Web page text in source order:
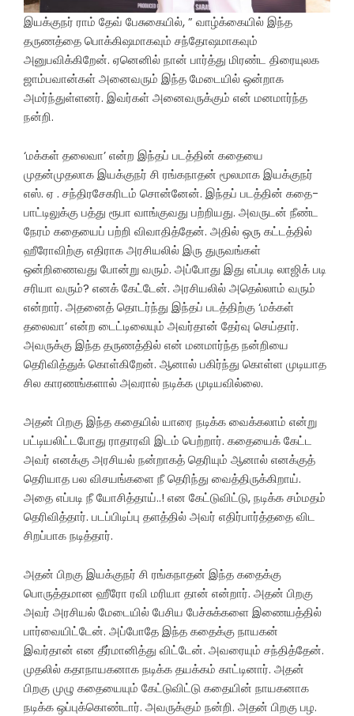
இயக்குநர் ராம் தேவ் பேசுகையில், ” வாழ்க்கையில் இந்த
தருணத்தை பொக்கிஷமாகவும் சந்தோஷமாகவும்
அனுபவிக்கிறேன். ஏனெனில் நான் பார்த்து மிரண்ட திரையுலக
ஜாம்பவான்கள் அனைவரும் இந்த மேடையில் ஒன்றாக
அமர்ந்துள்ளனர். இவர்கள் அனைவருக்கும் என் மனமார்ந்த
நன்றி.
‘மக்கள் தலைவா’ என்ற இந்தப் படத்தின் கதையை
முதன்முதலாக இயக்குநர் சி ரங்கநாதன் மூலமாக இயக்குநர்
எஸ். ஏ . சந்திரசேகரிடம் சொன்னேன். இந்தப் படத்தின் கதை-
பாட்டிலுக்கு பத்து ரூபா வாங்குவது பற்றியது. அவருடன் நீண்ட
நேரம் கதையைப் பற்றி விவாதித்தேன். அதில் ஒரு கட்டத்தில்
ஹீரோவிற்கு எதிராக அரசியலில் இரு துருவங்கள்
ஒன்றிணைவது போன்று வரும். அப்போது இது எப்படி லாஜிக் படி
சரியா வரும்? எனக் கேட்டேன். அரசியலில் அதெல்லாம் வரும்
என்றார். அதனைத் தொடர்ந்து இந்தப் படத்திற்கு ‘மக்கள்
தலைவா’ என்ற டைட்டிலையும் அவர்தான் தேர்வு செய்தார்.
அவருக்கு இந்த தருணத்தில் என் மனமார்ந்த நன்றியை
தெரிவித்துக் கொள்கிறேன். ஆனால் பகிர்ந்து கொள்ள முடியாத
சில காரணங்களால் அவரால் நடிக்க முடியவில்லை.
அதன் பிறகு இந்த கதையில் யாரை நடிக்க வைக்கலாம் என்று
பட்டியலிட்டபோது ராதாரவி இடம் பெற்றார். கதையைக் கேட்ட
அவர் எனக்கு அரசியல் நன்றாகத் தெரியும் ஆனால் எனக்குத்
தெரியாத பல விசயங்களை நீ தெரிந்து வைத்திருக்கிறாய்.
அதை எப்படி நீ யோசித்தாய்..! என கேட்டுவிட்டு, நடிக்க சம்மதம்
தெரிவித்தார். படப்பிடிப்பு தளத்தில் அவர் எதிர்பார்த்ததை விட
சிறப்பாக நடித்தார்.‌
அதன் பிறகு இயக்குநர் சி ரங்கநாதன் இந்த கதைக்கு
பொருத்தமான ஹீரோ ரவி மரியா தான் என்றார். அதன் பிறகு
அவர் அரசியல் மேடையில் பேசிய பேச்சுக்களை இணையத்தில்
பார்வையிட்டேன். அப்போதே இந்த கதைக்கு நாயகன்
இவர்தான் என தீர்மானித்து விட்டேன். அவரையும் சந்தித்தேன்.
முதலில் கதாநாயகனாக நடிக்க தயக்கம் காட்டினார். அதன்
பிறகு முழு கதையையும் கேட்டுவிட்டு கதையின் நாயகனாக
நடிக்க ஒப்புக்கொண்டார். அவருக்கும் நன்றி. அதன் பிறகு பழ.